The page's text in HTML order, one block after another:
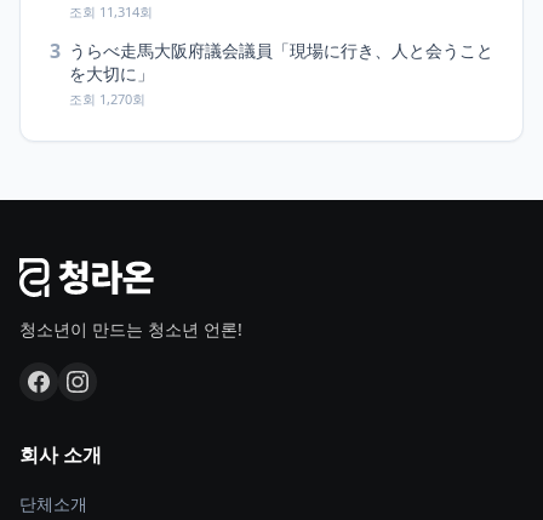
조회 11,314회
3 うらべ走馬大阪府議会議員「現場に行き、人と会うこと
を大切に」
조회 1,270회
청소년이 만드는 청소년 언론!
회사 소개
단체소개